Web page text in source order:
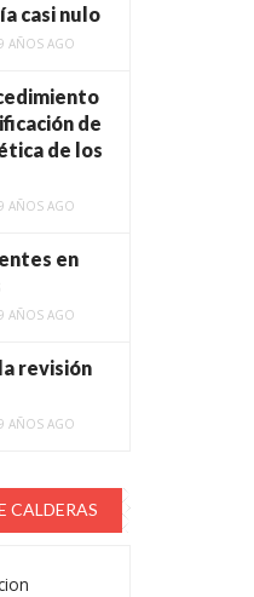
casi nulo
AÑOS AGO
de
de los
AÑOS AGO
en
AÑOS AGO
revisión
AÑOS AGO
CALDERAS